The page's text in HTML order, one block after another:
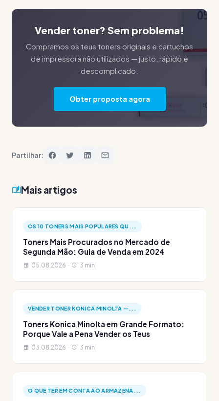
Vender toner? Sem problema!
Compramos os teus toners originais e cartuchos
de impressora não utilizados — justo, rápido e
descomplicado.
Obter proposta agora
Partilhar:
Mais artigos
OS 10 TONERS MAIS POPULARES QU...
Toners Mais Procurados no Mercado de
Segunda Mão: Guia de Venda em 2024
05.08.2026 · 3 min
VENDER TONER KONICA MINOLTA —...
Toners Konica Minolta em Grande Formato:
Porque Vale a Pena Vender os Teus
03.08.2026 · 3 min
O QUE TER EM CONTA AO ARMAZENA...